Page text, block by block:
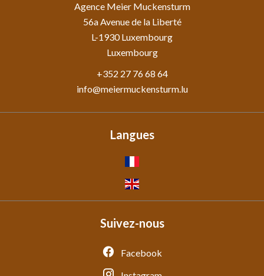
Agence Meier Muckensturm
56a Avenue de la Liberté
L-1930Luxembourg
Luxembourg
+352 27 76 68 64
info@meiermuckensturm.lu
Langues
Suivez-nous
Facebook